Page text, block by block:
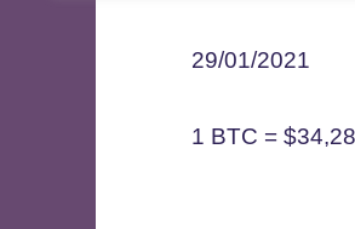
29/01/2021
1 BTC =